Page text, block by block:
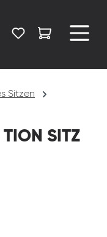
Sitzen
TION SITZ